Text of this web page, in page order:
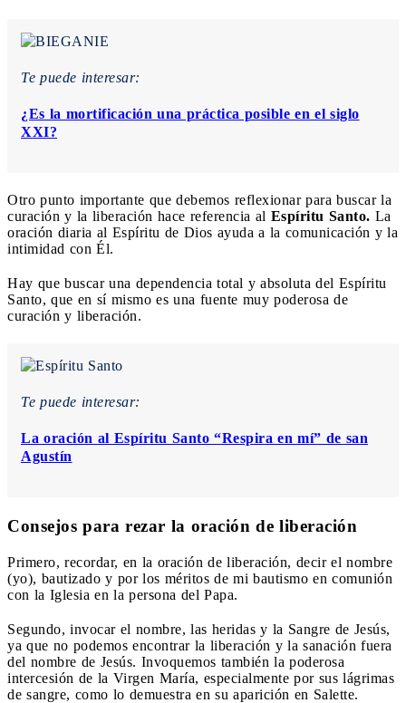
Te puede interesar:
¿Es la mortificación una práctica posible en el siglo
XXI?
Otro punto importante que debemos reflexionar para buscar la
curación y la liberación hace referencia al Espíritu Santo. La
oración diaria al Espíritu de Dios ayuda a la comunicación y la
intimidad con Él.
Hay que buscar una dependencia total y absoluta del Espíritu
Santo, que en sí mismo es una fuente muy poderosa de
curación y liberación.
Te puede interesar:
La oración al Espíritu Santo “Respira en mí” de san
Agustín
Consejos para rezar la oración de liberación
Primero, recordar, en la oración de liberación, decir el nombre
(yo), bautizado y por los méritos de mi bautismo en comunión
con la Iglesia en la persona del Papa.
Segundo, invocar el nombre, las heridas y la Sangre de Jesús,
ya que no podemos encontrar la liberación y la sanación fuera
del nombre de Jesús. Invoquemos también la poderosa
intercesión de la Virgen María, especialmente por sus lágrimas
de sangre, como lo demuestra en su aparición en Salette.